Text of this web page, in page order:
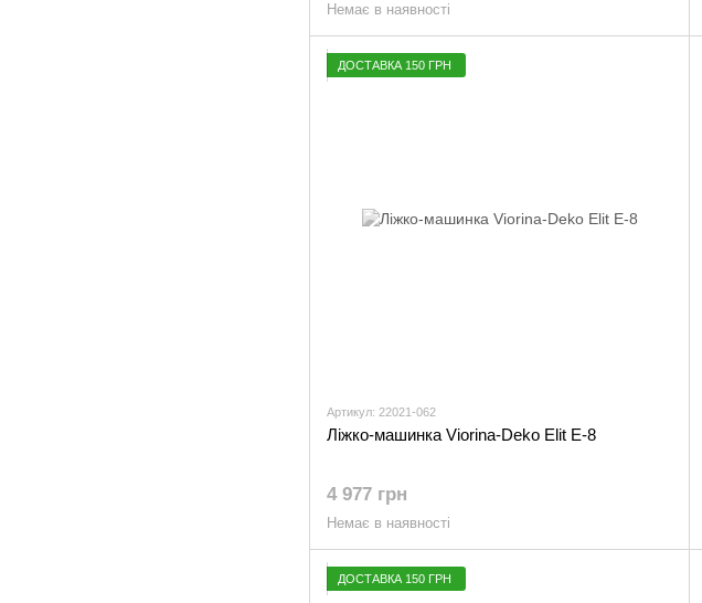
Немає в наявності
ДОСТАВКА 150 ГРН
Артикул: 22021-062
Ліжко-машинка Viorina-Deko Elit E-8
4 977 грн
Немає в наявності
ДОСТАВКА 150 ГРН